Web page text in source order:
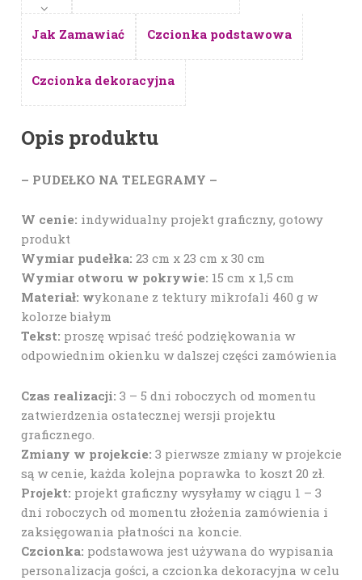
Jak Zamawiać Czcionka podstawowa
Czcionka dekoracyjna
Opis produktu
– PUDEŁKO NA TELEGRAMY –
W cenie: indywidualny projekt graficzny, gotowy
produkt
Wymiar pudełka: 23 cm x 23 cm x 30 cm
Wymiar otworu w pokrywie: 15 cm x 1,5 cm
Materiał: wykonane z tektury mikrofali 460 g w
kolorze białym
Tekst: proszę wpisać treść podziękowania w
odpowiednim okienku w dalszej części zamówienia
Czas realizacji: 3 – 5 dni roboczych od momentu
zatwierdzenia ostatecznej wersji projektu
graficznego.
Zmiany w projekcie: 3 pierwsze zmiany w projekcie
są w cenie, każda kolejna poprawka to koszt 20 zł.
Projekt: projekt graficzny wysyłamy w ciągu 1 – 3
dni roboczych od momentu złożenia zamówienia i
zaksięgowania płatności na koncie.
Czcionka: podstawowa jest używana do wypisania
personalizacja gości, a czcionka dekoracyjna w celu